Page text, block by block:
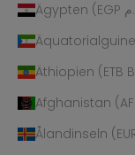
Äthiopien (ETB
Ålandinseln